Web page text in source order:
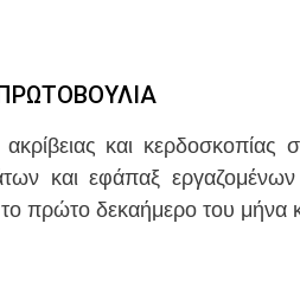
και
και εφάπαξ
πρώτο δεκαήμερο του μήνα